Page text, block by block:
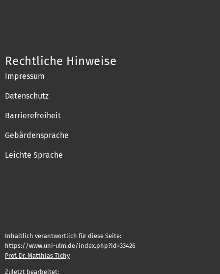
Rechtliche Hinweise
Impressum
Datenschutz
Barrierefreiheit
Gebärdensprache
Leichte Sprache
Inhaltlich verantwortlich für diese Seite:
https://www.uni-ulm.de/index.php?id=33426
Prof. Dr. Matthias Tichy
Zuletzt bearbeitet: